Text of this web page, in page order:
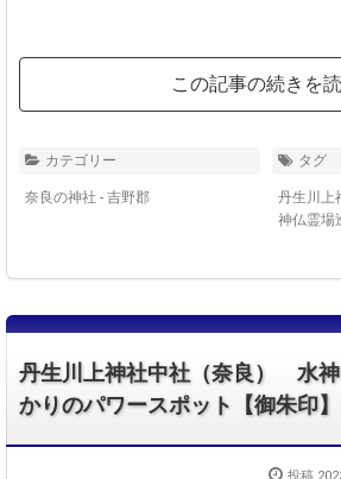
この記事の続きを
カテゴリー
奈良の神社 - 吉野郡
タグ
丹生川上
神仏霊場
丹生川上神社中社（奈良） 水
かりのパワースポット【御朱印】